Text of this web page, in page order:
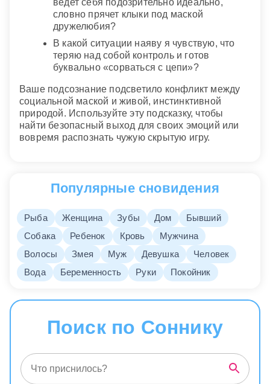
словно прячет клыки под маской
дружелюбия?
В какой ситуации наяву я чувствую, что
теряю над собой контроль и готов
буквально «сорваться с цепи»?
Ваше подсознание подсветило конфликт между
социальной маской и живой, инстинктивной
природой. Используйте эту подсказку, чтобы
найти безопасный выход для своих эмоций или
вовремя распознать чужую скрытую игру.
Популярные сновидения
Рыба Женщина Зубы Дом
Бывший
Собака
Ребенок Кровь
Мужчина
Волосы
Змея Муж Девушка
Человек
Вода
Беременность Руки Покойник
Поиск по Соннику